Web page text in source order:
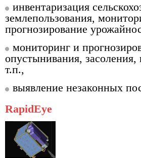
инвентаризация
землепользования,
прогнозирование
мониторинг и
опустынивания,
т.п.,
выявление незаконных
RapidEye